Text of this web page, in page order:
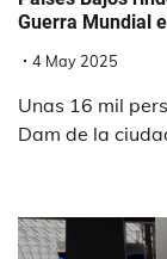
Guerra Mundial
4 May 2025
Unas 16 mil
Dam de la